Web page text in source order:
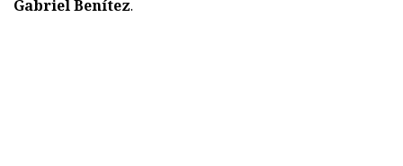
Gabriel Benítez.